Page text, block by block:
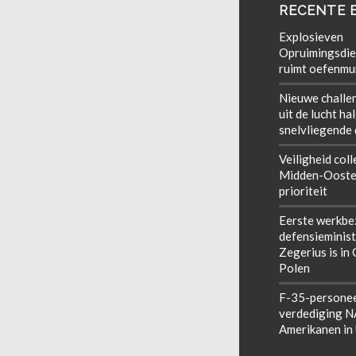
RECENTE
Explosieven
ruimt
Nieuwe
uit de lucht
snelvliegende
Veiligheid
Midden-
prioriteit
Eerste
Zegerius is in
Polen
F-35-
verdediging
Amerikanen in